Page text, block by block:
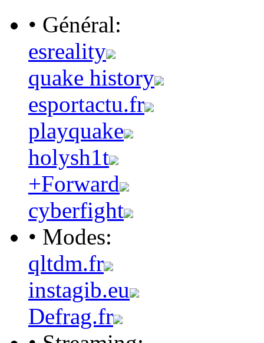
• Général:
esreality
quake history
esportactu.fr
playquake
holysh1t
+Forward
cyberfight
• Modes:
qltdm.fr
instagib.eu
Defrag.fr